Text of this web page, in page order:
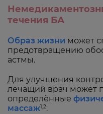
течения БА
Образ жизни может
предотвращению
астмы.
Для улучшения
лечащий врач может
определённые
массаж1,2.